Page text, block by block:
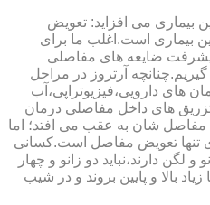
بیماری می افزاید: تعویض
بیماری است.اغلب ما برای
ضایعه های مفاصلی
آرتروز در مراحل
های دارویی،فیزیوتراپی،آب
های داخل مفاصلی درمان
شان به عقب می افتد؛ اما
تنها تعویض مفاصل است.کسانی
لگن دارند،نباید دو زانو و چهار
زیاد بالا و پایین بروند و در شیب